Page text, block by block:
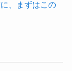
、まずはこの